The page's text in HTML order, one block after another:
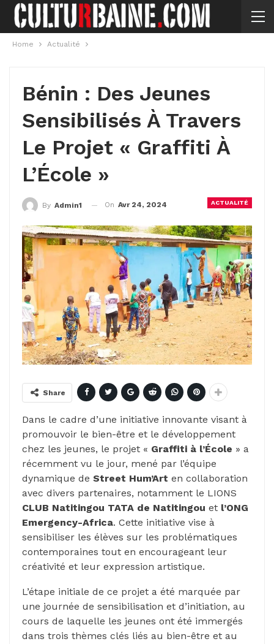
Home Actualité
Bénin : Des Jeunes
Sensibilisés À Travers
Le Projet « Graffiti À
L’École »
ACTUALITÉ
By Admin1 On Avr 24, 2024
Share
Dans le cadre d’une initiative innovante visant à
promouvoir le bien-être et le développement
chez les jeunes, le projet « Graffiti à l’École » a
récemment vu le jour, mené par l’équipe
dynamique de Street Hum’Art en collaboration
avec divers partenaires, notamment le LIONS
CLUB Natitingou TATA de Natitingou et l’ONG
Emergency-Africa. Cette initiative vise à
sensibiliser les élèves sur les problématiques
contemporaines tout en encourageant leur
créativité et leur expression artistique.
L’étape initiale de ce projet a été marquée par
une journée de sensibilisation et d’initiation, au
cours de laquelle les jeunes ont été immergés
dans trois thèmes clés liés au bien-être et au